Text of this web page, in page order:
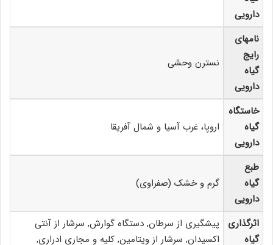
دارویی
نامهای
رایج
گیاه
دارویی
نسترن وحشی
خاستگاه
گیاه
دارویی
اروپا، غرب آسیا و شمال آفریقا
طبع
گیاه
دارویی
گرم و خشک (صفراوی)
اثرگذاری
گیاه
پیشگیری از سرطان, دستگاه گوارش, سرشار از آنتی
اکسیدان, سرشار از ویتامین, کلیه و مجاری ادراری,